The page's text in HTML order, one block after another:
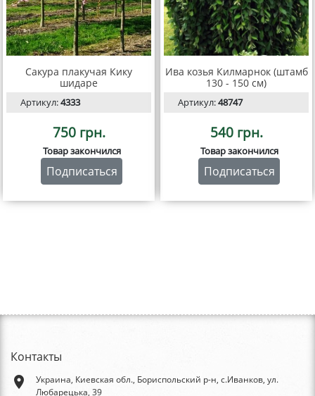
Сакура плакучая Кику
шидаре
Артикул:4333
750 грн.
Товар закончился
Подписаться
Ива козья Килмарнок (штамб
130 - 150 см)
Артикул:48747
540 грн.
Товар закончился
Подписаться
Контакты
place
Украина, Киевская обл., Бориспольский р-н, с.Иванков, ул.
Любарецька, 39